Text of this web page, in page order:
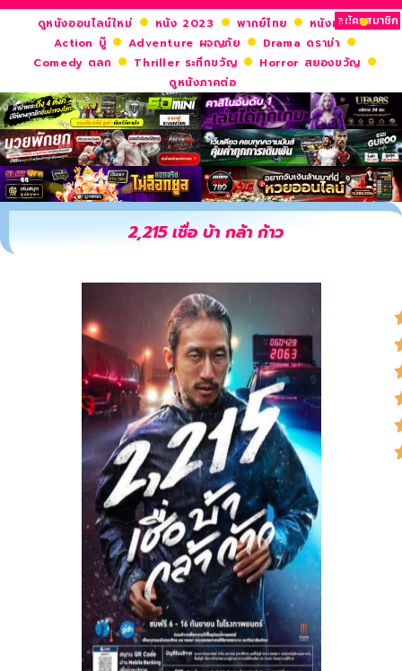
สมัครสมาชิก
ดูหนังออนไลน์ใหม่ หนัง 2023 พากย์ไทย
หนังฝรั่ง
Action บู๊
Adventure ผจญภัย
Drama ดราม่า
Comedy ตลก
Thriller ระทึกขวัญ
Horror สยองขวัญ
ดูหนังภาคต่อ
2,215 เชื่อ บ้า กล้า ก้าว